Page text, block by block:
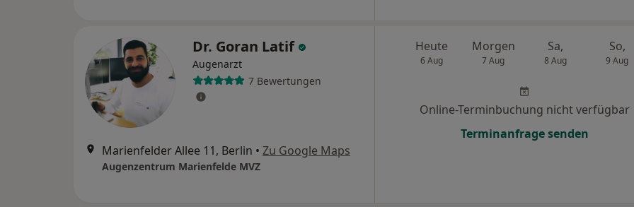
Dr. Goran Latif
Augenarzt
7 Bewertungen
Marienfelder Allee 11, Berlin • Zu Google Maps
Augenzentrum Marienfelde MVZ
Heute
6 Aug
Morgen
7 Aug
Sa,
8 Aug
So,
9 Aug
Online-Terminbuchung nicht verfügbar
Terminanfrage senden